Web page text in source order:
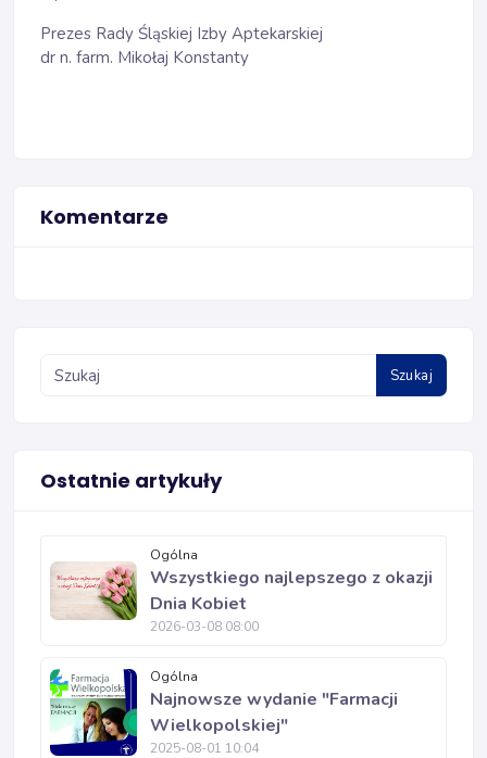
Prezes Rady Śląskiej Izby Aptekarskiej
dr n. farm. Mikołaj Konstanty
Komentarze
Szukaj
Ostatnie artykuły
Ogólna
Wszystkiego najlepszego z okazji
Dnia Kobiet
2026-03-08 08:00
Ogólna
Najnowsze wydanie "Farmacji
Wielkopolskiej"
2025-08-01 10:04